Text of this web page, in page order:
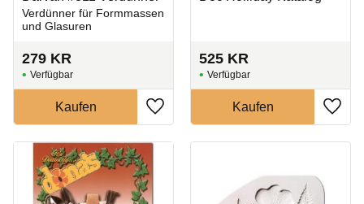
Verdünner für Formmassen
und Glasuren
279 KR
Zu Favoriten hinzufügen
525 KR
Zu